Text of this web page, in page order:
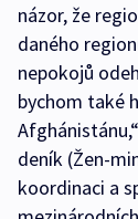
názor, že
daného
nepokojů
bychom také
deník (Žen-
koordinaci a